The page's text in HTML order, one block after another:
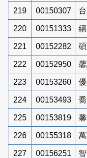
219 00150307
220 00151333
221 00152282
222 00152950
223 00153260
224 00153493
225 00153819
226 00155318
227 00156251